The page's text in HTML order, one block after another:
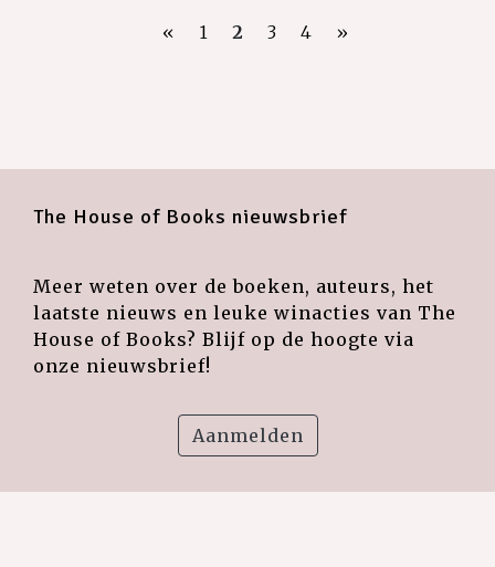
« 1 2 3 4 »
The House of Books nieuwsbrief
Meer weten over de boeken, auteurs, het
laatste nieuws en leuke winacties van The
House of Books? Blijf op de hoogte via
onze nieuwsbrief!
Aanmelden